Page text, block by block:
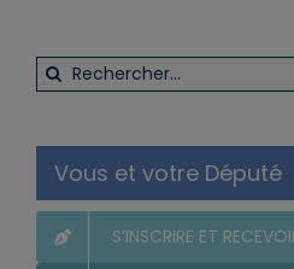
Rechercher:
Vous et votre Député
S’INSCRIRE ET